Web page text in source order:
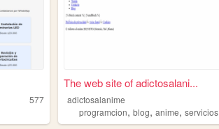
577
The web site of adictosalani...
adictosalanime
programcion,blog,anime,servicios